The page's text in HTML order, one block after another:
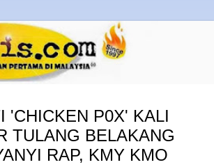
'CHICKEN P0X' KALI
TULANG BELAKANG
RAP, KMY KMO